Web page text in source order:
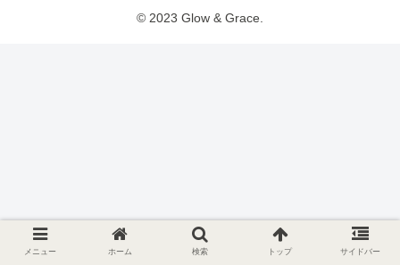
© 2023 Glow & Grace.
メニュー ホーム 検索 トップ サイドバー